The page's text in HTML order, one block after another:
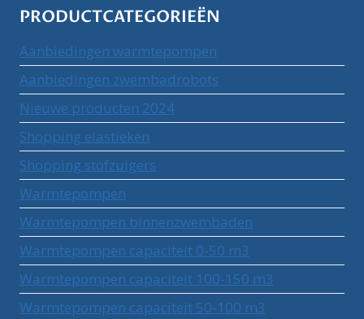
PRODUCTCATEGORIEËN
Aanbiedingen warmtepompen
Aanbiedingen zwembadrobots
Nieuwe producten 2024
Shopping elastieken
Shopping stofzuigers
Warmtepompen
Warmtepompen binnenzwembaden
Warmtepompen capaciteit 0-50 m3
Warmtepompen capaciteit 100-150 m3
Warmtepompen capaciteit 50-100 m3